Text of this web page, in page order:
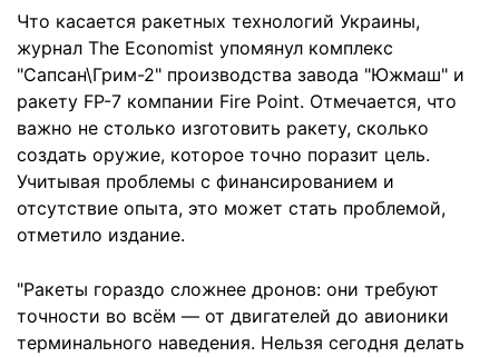
Что касается ракетных технологий Украины,
журнал The Economist упомянул комплекс
"Сапсан\Грим-2" производства завода "Южмаш" и
ракету FP-7 компании Fire Point. Отмечается, что
важно не столько изготовить ракету, сколько
создать оружие, которое точно поразит цель.
Учитывая проблемы с финансированием и
отсутствие опыта, это может стать проблемой,
отметило издание.
"Ракеты гораздо сложнее дронов: они требуют
точности во всём — от двигателей до авионики
терминального наведения. Нельзя сегодня делать